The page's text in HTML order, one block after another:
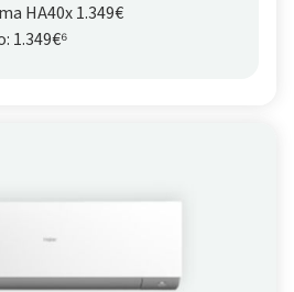
HA40x 1.349€
1.349€⁶